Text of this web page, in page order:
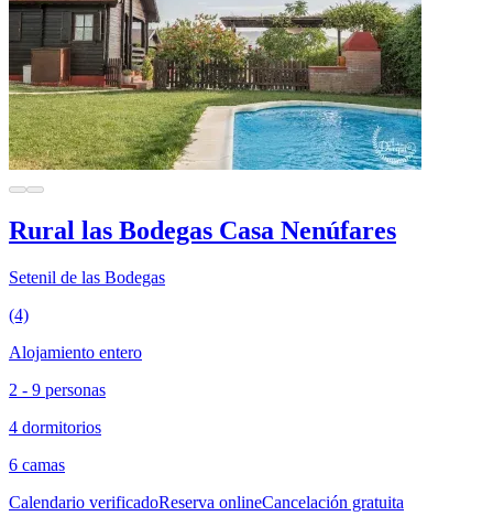
Rural las Bodegas Casa Nenúfares
Setenil de las Bodegas
(4)
Alojamiento entero
2 - 9 personas
4 dormitorios
6 camas
Calendario verificadoReserva onlineCancelación gratuita